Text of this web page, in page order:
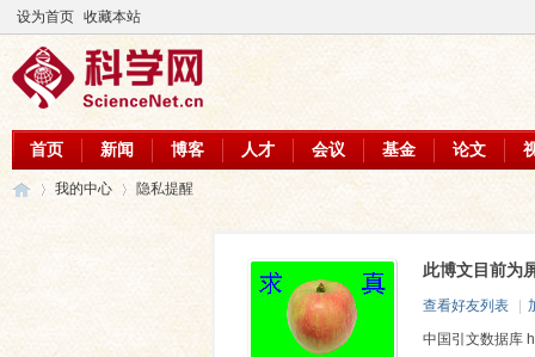
设为首页 收藏本站
首页 新闻 博客 人才 会议 基金 论文
我的中心 隐私提醒
此博文目前为
查看好友列表
中国引文数据库